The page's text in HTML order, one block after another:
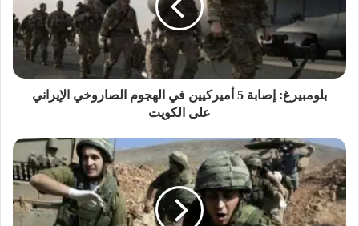
بلومبيرغ: إصابة 5 أميركيين في الهجوم الصاروخي الإيراني
على الكويت